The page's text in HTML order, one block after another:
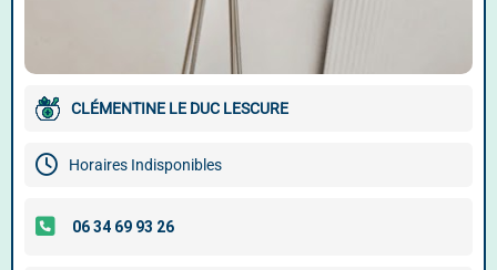
CLÉMENTINE LE DUC LESCURE
Horaires Indisponibles